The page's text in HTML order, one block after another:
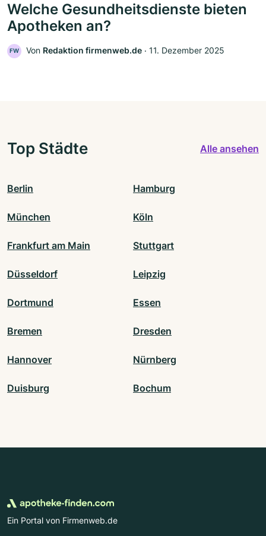
Welche Gesundheitsdienste bieten
Apotheken an?
FW Von Redaktion firmenweb.de ‧ 11. Dezember 2025
Top Städte Alle ansehen
Berlin Hamburg
München Köln
Frankfurt am Main Stuttgart
Düsseldorf Leipzig
Dortmund Essen
Bremen Dresden
Hannover Nürnberg
Duisburg Bochum
Ein Portal von Firmenweb.de